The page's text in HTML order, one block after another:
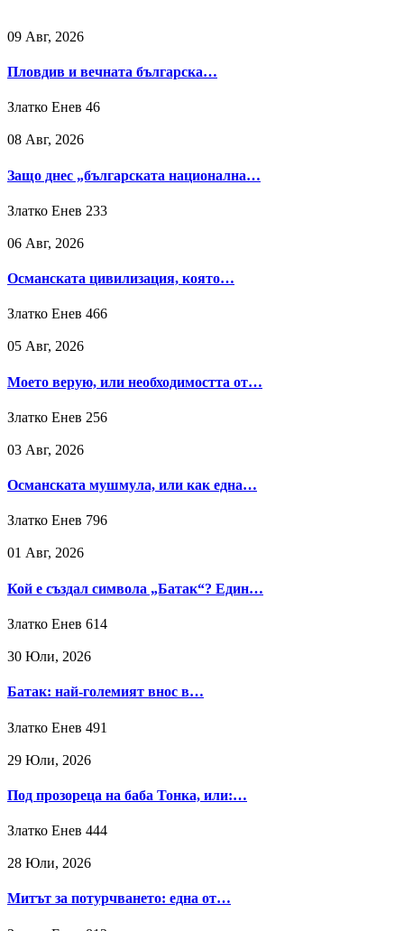
09 Авг, 2026
Пловдив и вечната българска…
Златко Енев 46
08 Авг, 2026
Защо днес „българската национална…
Златко Енев 233
06 Авг, 2026
Османската цивилизация, която…
Златко Енев 466
05 Авг, 2026
Моето верую, или необходимостта от…
Златко Енев 256
03 Авг, 2026
Османската мушмула, или как една…
Златко Енев 796
01 Авг, 2026
Кой е създал символа „Батак“? Един…
Златко Енев 614
30 Юли, 2026
Батак: най-големият внос в…
Златко Енев 491
29 Юли, 2026
Под прозореца на баба Тонка, или:…
Златко Енев 444
28 Юли, 2026
Митът за потурчването: една от…